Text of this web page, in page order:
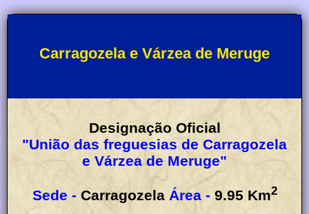
Carragozela e Várzea de Meruge
Designação Oficial
"União das freguesias de Carragozela
e Várzea de Meruge"
Sede - Carragozela Área - 9.95 Km2